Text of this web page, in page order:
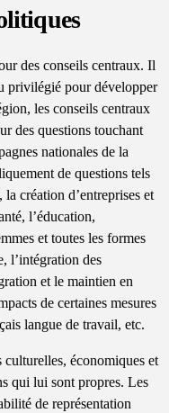
des conseils centraux. Il
privilégié pour développer
les conseils centraux
des questions touchant
nationales de la
de questions tels
création d’entreprises et
l’éducation,
et toutes les formes
l’intégration des
et le maintien en
de certaines mesures
langue de travail, etc.
culturelles, économiques et
qui lui sont propres. Les
de représentation